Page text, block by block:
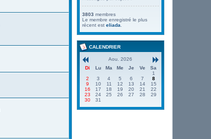
3803 membres
Le membre enregistré le plus
récent est eliada
CALENDRIER
Aou. 2026
Di
Lu Ma Me Je Ve
Sa
1
2
3 4 5 6 7
8
9
10 11 12 13 14
15
16
17 18 19 20 21
22
23
24 25 26 27 28
29
30
31